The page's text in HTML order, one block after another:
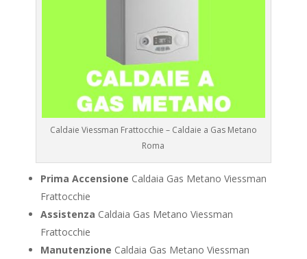
Caldaie Viessman Frattocchie – Caldaie a Gas Metano
Roma
Prima Accensione Caldaia Gas Metano Viessman
Frattocchie
Assistenza Caldaia Gas Metano Viessman
Frattocchie
Manutenzione Caldaia Gas Metano Viessman